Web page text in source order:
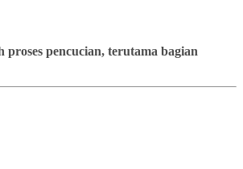
pencucian, terutama bagian